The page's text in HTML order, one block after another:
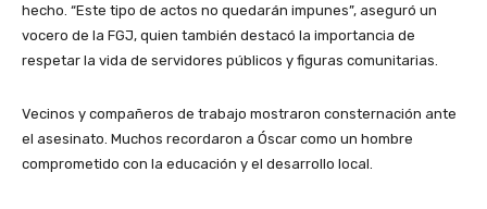
hecho. “Este tipo de actos no quedarán impunes”, aseguró un
vocero de la FGJ, quien también destacó la importancia de
respetar la vida de servidores públicos y figuras comunitarias.
Vecinos y compañeros de trabajo mostraron consternación ante
el asesinato. Muchos recordaron a Óscar como un hombre
comprometido con la educación y el desarrollo local.